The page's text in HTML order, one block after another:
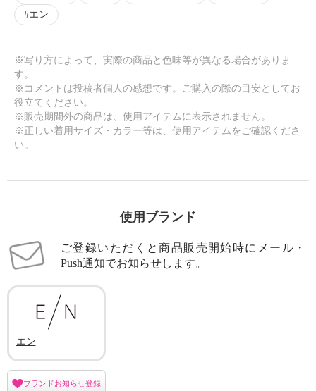
エン
※写り方によって、実際の商品と色味等が異なる場合がありま
す。
※コメントは投稿者個人の感想です。ご購入の際の目安としてお
役立てください。
※販売期間外の商品は、使用アイテムに表示されません。
※正しい着用サイズ・カラー等は、使用アイテムをご確認くださ
い。
使用ブランド
ご登録いただくと商品販売開始時にメール・
Push通知でお知らせします。
エン
ブランドお知らせ登録